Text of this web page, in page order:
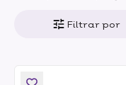
Filtrar por